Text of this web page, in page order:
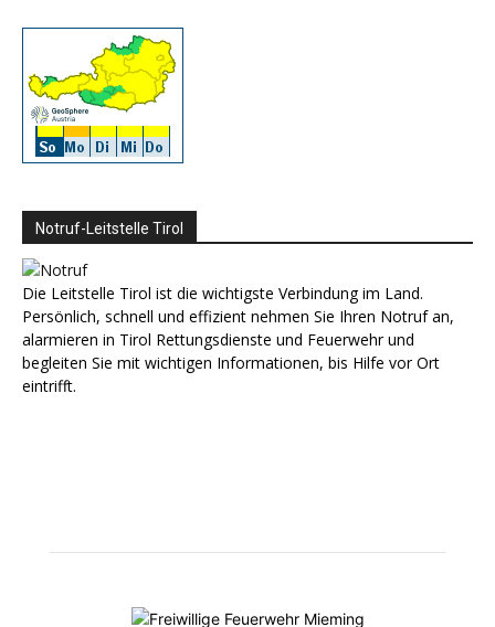
Notruf-Leitstelle Tirol
Die Leitstelle Tirol ist die wichtigste Verbindung im Land.
Persönlich, schnell und effizient nehmen Sie Ihren Notruf an,
alarmieren in Tirol Rettungsdienste und Feuerwehr und
begleiten Sie mit wichtigen Informationen, bis Hilfe vor Ort
eintrifft.